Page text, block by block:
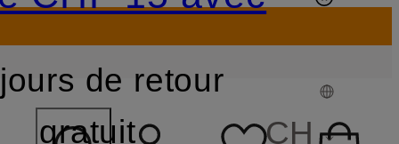
DE RECHERCHE
de retour
gratuit
CH